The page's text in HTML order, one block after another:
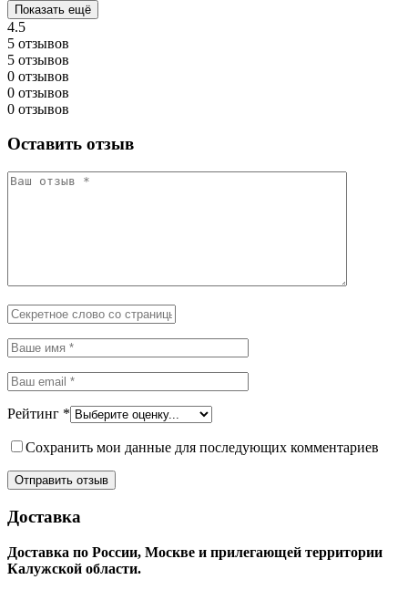
Показать ещё
4.5
5 отзывов
5 отзывов
0 отзывов
0 отзывов
0 отзывов
Оставить отзыв
Рейтинг *
Сохранить мои данные для последующих комментариев
Доставка
Доставка по России, Москве и прилегающей территории
Калужской области.